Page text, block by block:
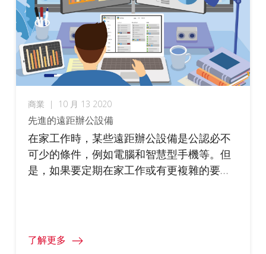
商業 | 10 月 13 2020
先進的遠距辦公設備
在家工作時，某些遠距辦公設備是公認必不
可少的條件，例如電腦和智慧型手機等。但
是，如果要定期在家工作或有更複雜的要
運而生。
了解更多